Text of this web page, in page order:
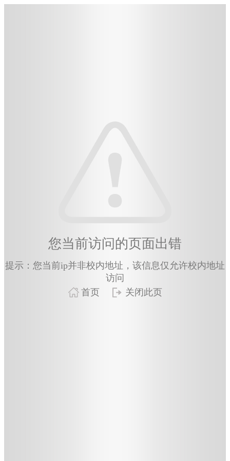
您当前访问的页面出错
提示：您当前ip并非校内地址，该信息仅允许校内地址
访问
首页
关闭此页